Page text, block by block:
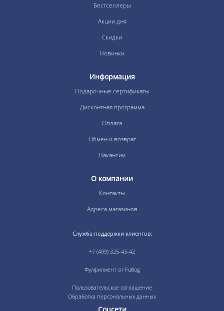
Бестселлеры
Акции дня
Скидки
Новинки
Информация
Подарочные сертификаты
Дисконтная программа
Оплата
Обмен и возврат
Вакансии
О компании
Контакты
Адреса магазинов
Служба поддержки клиентов:
+7 (499) 325-43-42
Фулфилмент от Fulllog
Пользовательское соглашение
Обработка персональных данных
Соцсети